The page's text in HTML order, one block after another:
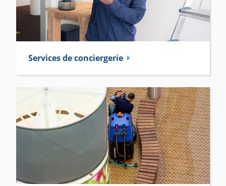
Services de conciergerie